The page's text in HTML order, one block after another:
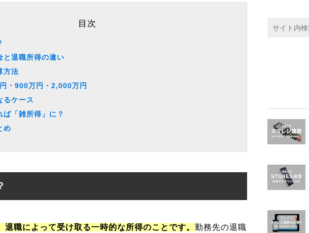
目次
と退職所得の違い
方法
・900万円・2,000万円
るケース
ば「雑所得」に？
め
退職によって受け取る一時的な所得のことです。 勤務先の退職